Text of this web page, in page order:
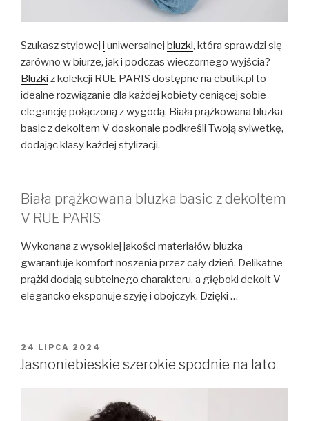
Szukasz stylowej i uniwersalnej bluzki, która sprawdzi się
zarówno w biurze, jak i podczas wieczornego wyjścia?
Bluzki z kolekcji RUE PARIS dostępne na ebutik.pl to
idealne rozwiązanie dla każdej kobiety ceniącej sobie
elegancję połączoną z wygodą. Biała prążkowana bluzka
basic z dekoltem V doskonale podkreśli Twoją sylwetkę,
dodając klasy każdej stylizacji.
Biała prążkowana bluzka basic z dekoltem
V RUE PARIS
Wykonana z wysokiej jakości materiałów bluzka
gwarantuje komfort noszenia przez cały dzień. Delikatne
prążki dodają subtelnego charakteru, a głęboki dekolt V
elegancko eksponuje szyję i obojczyk. Dzięki …
OPUBLIKOWANE
W
24 LIPCA 2024
Jasnoniebieskie szerokie spodnie na lato